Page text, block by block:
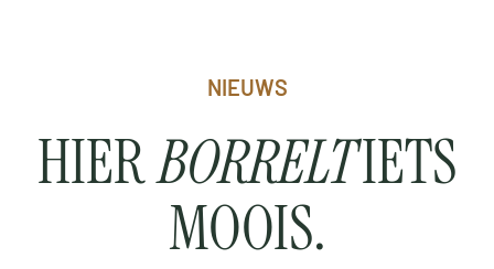
NIEUWS
HIERBORRELTIETS
MOOIS.